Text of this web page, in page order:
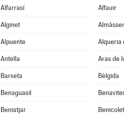
Alfarrasí Alfauir
Alginet
Alpuente Alqueria
Antella Aras de
Barxeta Bèlgida
Benaguasil
Beniatjar Benicolet